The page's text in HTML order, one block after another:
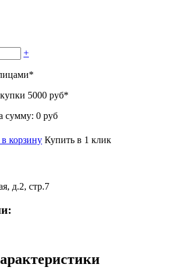
+
*
5000 руб*
сумму: 0 руб
корзину Купить в 1 клик
д.2, стр.7